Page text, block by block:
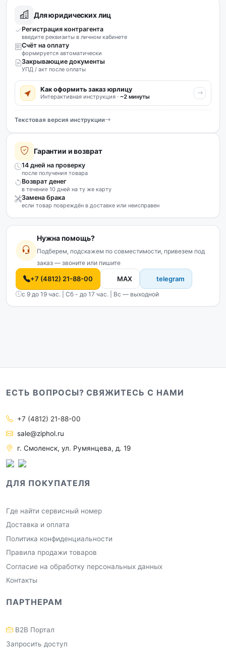
Для юридических лиц
Регистрация контрагента
введите реквизиты в личном кабинете
Счёт на оплату
формируется автоматически
Закрывающие документы
УПД / акт после оплаты
Как оформить заказ юрлицу
Интерактивная инструкция · ~2 минуты
Текстовая версия инструкции
Гарантии и возврат
14 дней на проверку
после получения товара
Возврат денег
в течение 10 дней на ту же карту
Замена брака
если товар повреждён в доставке или неисправен
Нужна помощь?
Подберем, подскажем по совместимости, привезем под
заказ — звоните или пишите
+7 (4812) 21-88-00 MAX telegram
с 9 до 19 час. | Сб - до 17 час. | Вс — выходной
ЕСТЬ ВОПРОСЫ? СВЯЖИТЕСЬ С НАМИ
+7 (4812) 21-88-00
sale@ziphol.ru
г. Смоленск, ул. Румянцева, д. 19
ДЛЯ ПОКУПАТЕЛЯ
Где найти сервисный номер
Доставка и оплата
Политика конфиденциальности
Правила продажи товаров
Согласие на обработку персональных данных
Контакты
ПАРТНЕРАМ
B2B Портал
Запросить доступ